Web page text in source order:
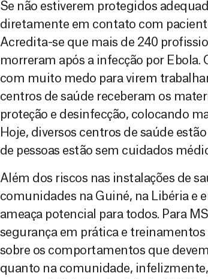
Se não estiverem protegidos
diretamente em contato com
Acredita-se que mais de 240
morreram após a infecção por
com muito medo para virem
centros de saúde receberam os
proteção e desinfecção, colocando
Hoje, diversos centros de saúde
de pessoas estão sem cuidados
Além dos riscos nas instalações de
comunidades na Guiné, na Libéria e
ameaça potencial para todos. Para
segurança em prática e
sobre os comportamentos que
quanto na comunidade, infelizmente,